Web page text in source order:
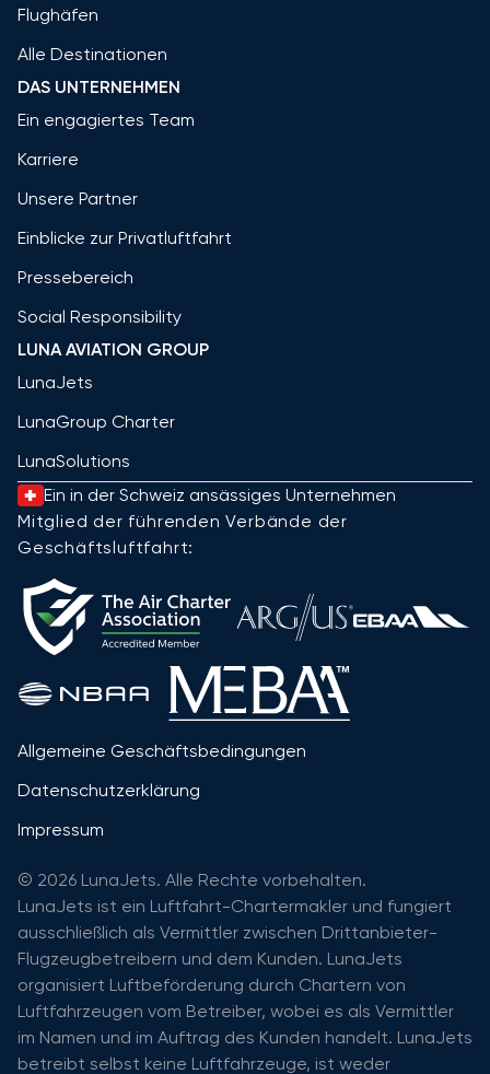
Flughäfen
Alle Destinationen
DAS UNTERNEHMEN
Ein engagiertes Team
Karriere
Unsere Partner
Einblicke zur Privatluftfahrt
Pressebereich
Social Responsibility
LUNA AVIATION GROUP
LunaJets
LunaGroup Charter
LunaSolutions
Ein in der Schweiz ansässiges Unternehmen
Mitglied der führenden Verbände der
Geschäftsluftfahrt:
Allgemeine Geschäftsbedingungen
Datenschutzerklärung
Impressum
© 2026 LunaJets. Alle Rechte vorbehalten.
LunaJets ist ein Luftfahrt-Chartermakler und fungiert
ausschließlich als Vermittler zwischen Drittanbieter-
Flugzeugbetreibern und dem Kunden. LunaJets
organisiert Luftbeförderung durch Chartern von
Luftfahrzeugen vom Betreiber, wobei es als Vermittler
im Namen und im Auftrag des Kunden handelt. LunaJets
betreibt selbst keine Luftfahrzeuge, ist weder